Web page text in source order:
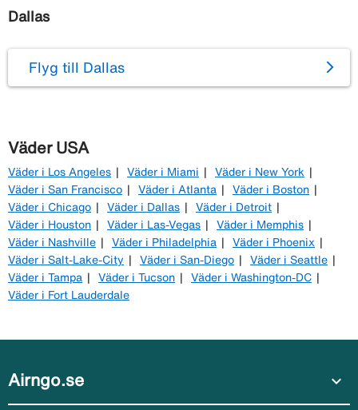
Dallas
Flyg till Dallas
Väder USA
Väder i Los Angeles Väder i Miami
Väder i New York
Väder i San Francisco
Väder i Atlanta
Väder i Boston
Väder i Chicago
Väder i Dallas
Väder i Detroit
Väder i Houston
Väder i Las-Vegas
Väder i Memphis
Väder i Nashville
Väder i Philadelphia
Väder i Phoenix
Väder i Salt-Lake-City
Väder i San-Diego
Väder i Seattle
Väder i Tampa
Väder i Tucson
Väder i Washington-DC
Väder i Fort Lauderdale
Airngo.se expand_more